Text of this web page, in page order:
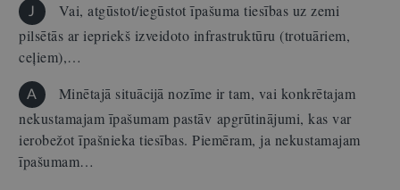
J
Vai, atgūstot/iegūstot īpašuma tiesības uz zemi
pilsētās ar iepriekš izveidoto infrastruktūru (trotuāriem,
ceļiem),…
A
Minētajā situācijā nozīme ir tam, vai konkrētajam
nekustamajam īpašumam pastāv apgrūtinājumi, kas var
ierobežot īpašnieka tiesības. Piemēram, ja nekustamajam
īpašumam…